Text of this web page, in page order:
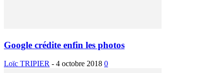
Google crédite enfin les photos
Loïc TRIPIER - 4 octobre 2018 0